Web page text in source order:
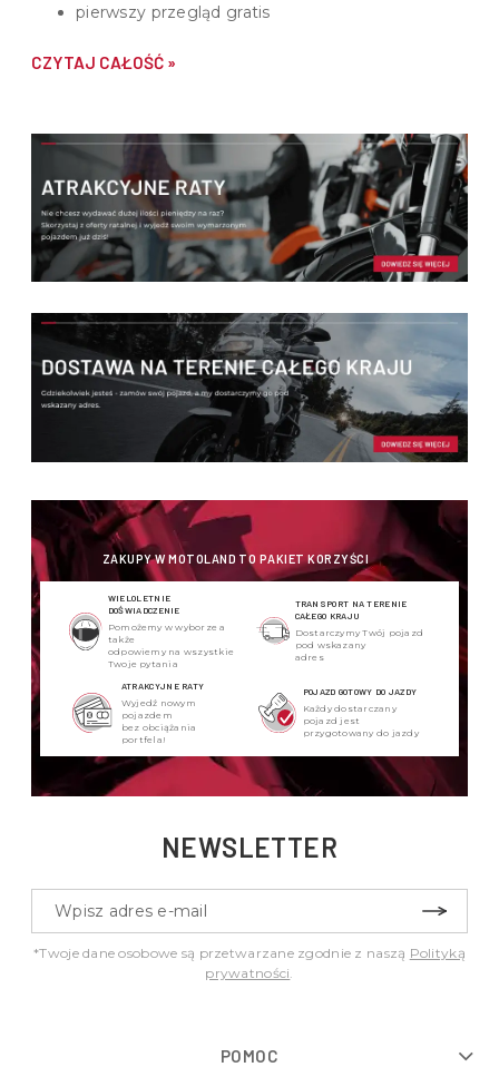
pierwszy przegląd gratis
CZYTAJ CAŁOŚĆ »
ZAKUPY W MOTOLAND TO PAKIET KORZYŚCI
WIELOLETNIE
DOŚWIADCZENIE
Pomożemy w wyborze a
także
odpowiemy na wszystkie
Twoje pytania
TRANSPORT NA TERENIE
CAŁEGO KRAJU
Dostarczymy Twój pojazd
pod wskazany
adres
ATRAKCYJNE RATY
Wyjedź nowym
pojazdem
bez obciążania
portfela!
POJAZD GOTOWY DO JAZDY
Każdy dostarczany
pojazd jest
przygotowany do jazdy
NEWSLETTER
*Twoje dane osobowe są przetwarzane zgodnie z naszą Polityką
prywatności
POMOC